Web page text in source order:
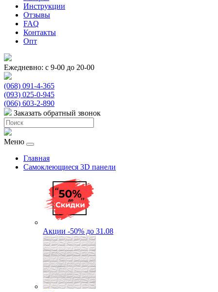
Инструкции
Отзывы
FAQ
Контакты
Опт
Ежедневно: с 9-00 до 20-00
(068) 091-4-365
(093) 025-0-945
(066) 603-2-890
Заказать обратный звонок
Меню
Главная
Самоклеющиеся 3D панели
Акции -50% до 31.08